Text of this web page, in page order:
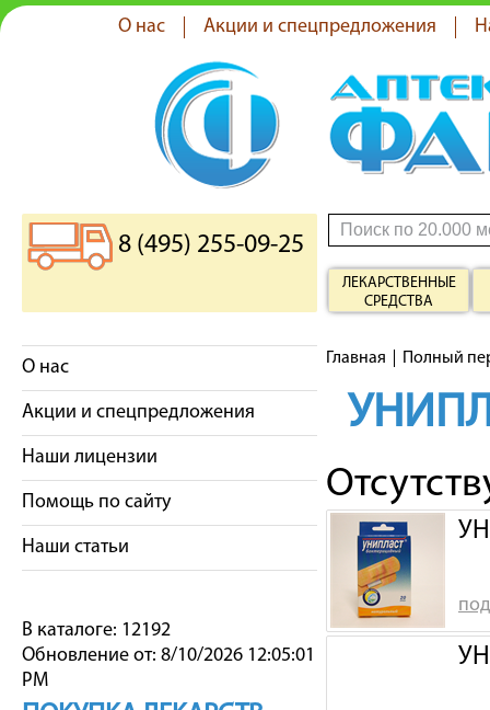
О нас Акции и спецпредложения
8 (495) 255-09-25
ЛЕКАРСТВЕННЫЕ
СРЕДСТВА
О нас
Акции и спецпредложения
Наши лицензии
Помощь по сайту
Наши статьи
В каталоге: 12192
Обновление от: 8/10/2026 12:05:01
PM
Главная Полный